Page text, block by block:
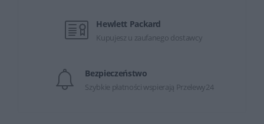
Hewlett Packard
Kupujesz u zaufanego dostawcy
Bezpieczeństwo
Szybkie płatności wspierają Przelewy24